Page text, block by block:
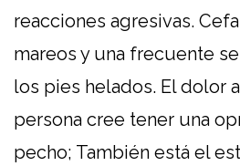
reacciones agresivas.
mareos y una frecuente
los pies helados. El dolor
persona cree tener una
pecho; También está el